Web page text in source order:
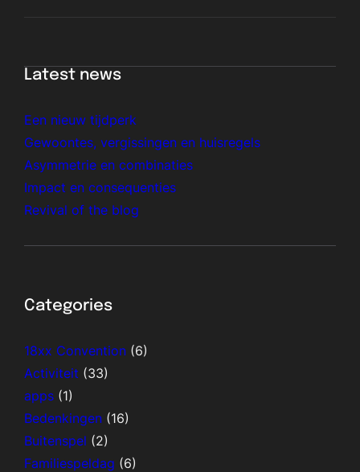
Latest news
Een nieuw tijdperk
Gewoontes, vergissingen en huisregels
Asymmetrie en combinaties
Impact en consequenties
Revival of the blog
Categories
18xx Convention (6)
Activiteit (33)
apps (1)
Bedenkingen (16)
Buitenspel (2)
Familiespeldag (6)